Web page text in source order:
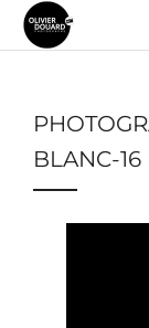
BLANC-16